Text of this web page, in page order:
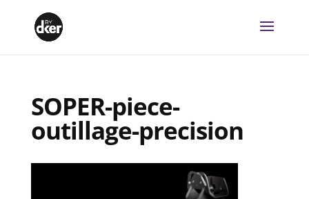
SOPER-piece-
outillage-precision